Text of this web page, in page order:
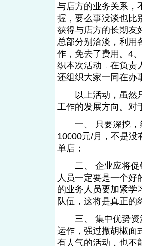
与店方的业务关系，
握，要么事没谈也比
获得与店方的长期友
总部分别洽淡，利用
作，免去了费用。4
织本次活动，在负责
还组织大家一同在办
以上活动，虽然只
工作的发展方向。对
一、 只要深挖，
10000元/月，不是没
单店；
二、 企业应将促
人员一定要是一个好
的业务人员要加紧学
队伍，这将是真正的
三、 集中优势资
运作，强过撒胡椒面
有人气的活动，也不